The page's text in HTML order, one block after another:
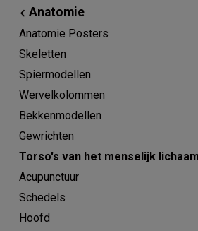
Anatomie
Anatomie Posters
Skeletten
Spiermodellen
Wervelkolommen
Bekkenmodellen
Gewrichten
Torso's van het menselijk lichaam
Acupunctuur
Schedels
Hoofd